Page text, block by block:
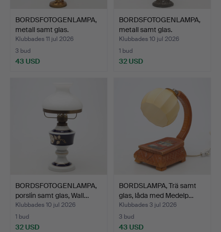
BORDSFOTOGENLAMPA,
metall samt glas.
Klubbades 11 jul 2026
3 bud
43 USD
BORDSFOTOGENLAMPA,
metall samt glas.
Klubbades 10 jul 2026
1 bud
32 USD
BORDSFOTOGENLAMPA,
porslin samt glas, Wall…
Klubbades 10 jul 2026
1 bud
32 USD
BORDSLAMPA, Trä samt
glas, låda med Medelp…
Klubbades 3 jul 2026
3 bud
43 USD